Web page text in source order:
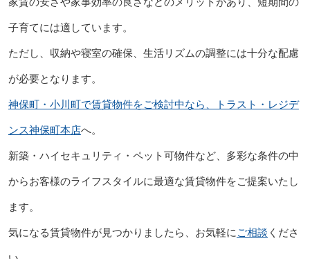
子育てには適しています。
ただし、収納や寝室の確保、生活リズムの調整には十分な配慮
が必要となります。
神保町・小川町で賃貸物件をご検討中なら、トラスト・レジデ
ンス神保町本店へ。
新築・ハイセキュリティ・ペット可物件など、多彩な条件の中
からお客様のライフスタイルに最適な賃貸物件をご提案いたし
ます。
気になる賃貸物件が見つかりましたら、お気軽に ご相談 くださ